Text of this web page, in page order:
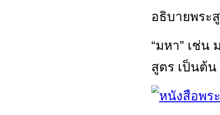
อธิบายพระ
“มหา” เช่
สูตร เป็นต้น